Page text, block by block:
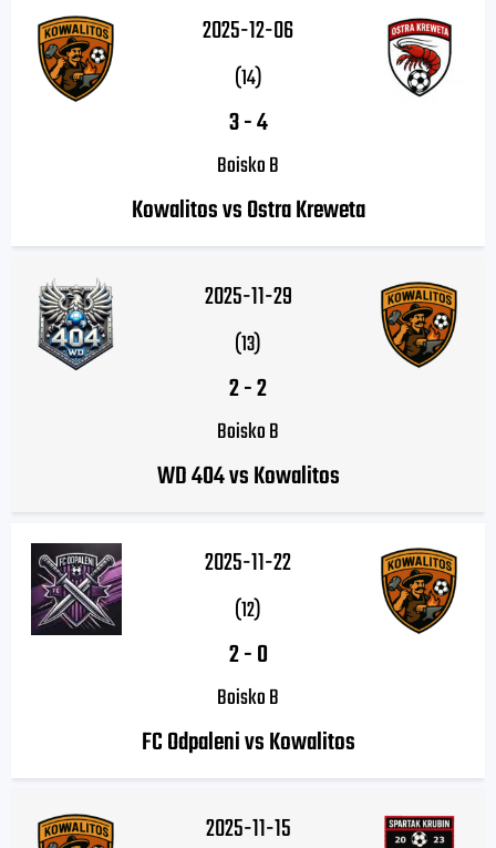
2025-12-06
(14)
3-4
Boisko B
Kowalitos vs Ostra Kreweta
2025-11-29
(13)
2-2
Boisko B
WD 404 vs Kowalitos
2025-11-22
(12)
2-0
Boisko B
FC Odpaleni vs Kowalitos
2025-11-15